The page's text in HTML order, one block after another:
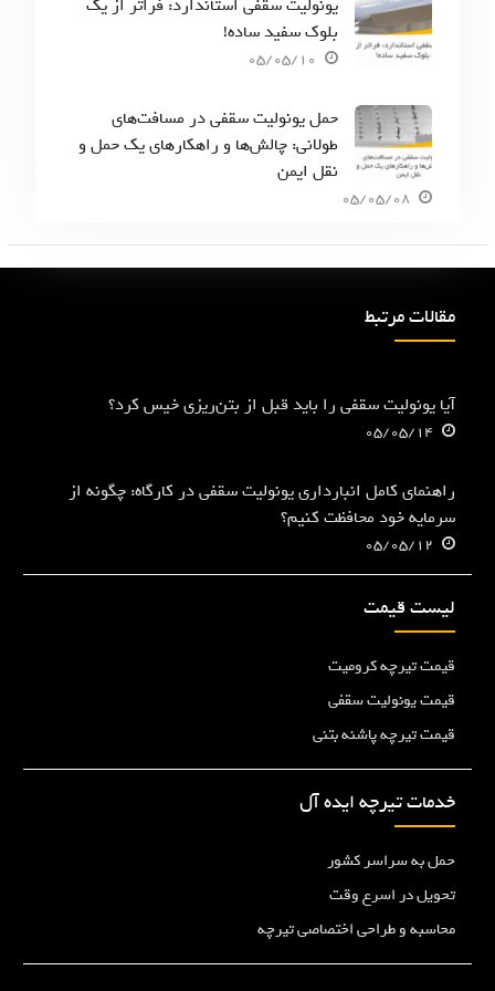
یونولیت سقفی استاندارد: فراتر از یک
بلوک سفید ساده!
05/05/10
حمل یونولیت سقفی در مسافت‌های
طولانی: چالش‌ها و راهکارهای یک حمل و
نقل ایمن
05/05/08
مقالات مرتبط
آیا یونولیت سقفی را باید قبل از بتن‌ریزی خیس کرد؟
05/05/14
راهنمای کامل انبارداری یونولیت سقفی در کارگاه: چگونه از
سرمایه خود محافظت کنیم؟
05/05/12
لیست قیمت
قیمت تیرچه کرومیت
قیمت یونولیت سقفی
قیمت تیرچه پاشنه بتنی
خدمات تیرچه ایده آل
حمل به سراسر کشور
تحویل در اسرع وقت
محاسبه و طراحی اختصاصی تیرچه